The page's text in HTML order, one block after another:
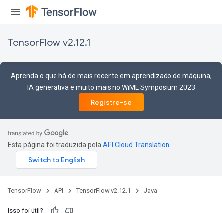
TensorFlow v2.12.1
Aprenda o que há de mais recente em aprendizado de máquina,
IA generativa e muito mais no WiML Symposium 2023
Registre-se
Esta página foi traduzida pela API Cloud Translation
TensorFlow API TensorFlow v2.12.1 Java
Isso foi útil?